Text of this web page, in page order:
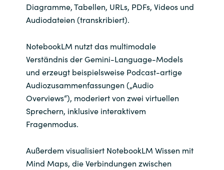
Diagramme, Tabellen, URLs, PDFs, Videos und
Audiodateien (transkribiert).
NotebookLM nutzt das multimodale
Verständnis der Gemini-Language-Models
und erzeugt beispielsweise Podcast-artige
Audiozusammenfassungen („Audio
Overviews“), moderiert von zwei virtuellen
Sprechern, inklusive interaktivem
Fragenmodus.
Außerdem visualisiert NotebookLM Wissen mit
Mind Maps, die Verbindungen zwischen